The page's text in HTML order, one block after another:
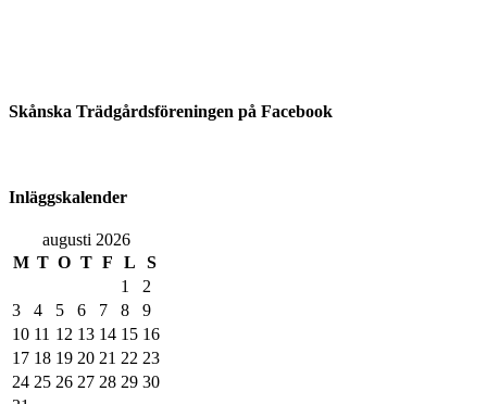
Skånska Trädgårdsföreningen på Facebook
Inläggskalender
augusti 2026
M T O T F L
S
1
2
3
4 5 6 7 8
9
10 11 12 13 14 15 16
17 18 19 20 21 22 23
24 25 26 27 28 29 30